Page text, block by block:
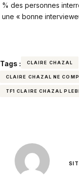
% des personnes
une « bonne
Tags : CLAIRE CHAZAL
CLAIRE CHAZAL NE
TF1 CLAIRE CHAZAL